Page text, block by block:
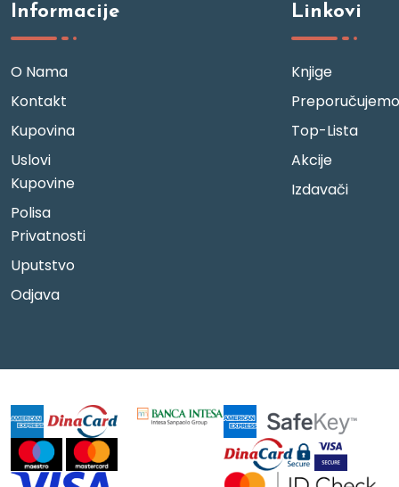
Informacije
O Nama
Kontakt
Kupovina
Uslovi
Kupovine
Polisa
Privatnosti
Uputstvo
Odjava
Linkovi
Knjige
Preporučujemo
Top-Lista
Akcije
Izdavači